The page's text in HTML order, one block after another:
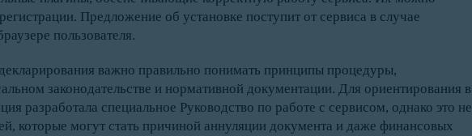
Предложение об установке поступит от сервиса в случае
пользователя.
важно правильно понимать принципы процедуры,
законодательстве и нормативной документации. Для ориентирования в
разработала специальное Руководство по работе с сервисом, однако это не
которые могут стать причиной аннуляции документа и даже финансовых